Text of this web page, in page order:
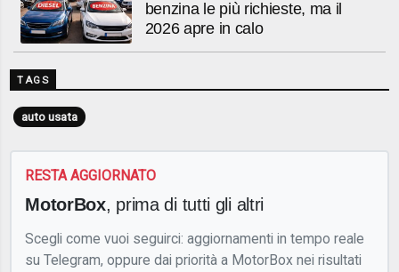
benzina le più richieste, ma il
2026 apre in calo
TAGS
auto usata
RESTA AGGIORNATO
MotorBox, prima di tutti gli altri
Scegli come vuoi seguirci: aggiornamenti in tempo reale
su Telegram, oppure dai priorità a MotorBox nei risultati